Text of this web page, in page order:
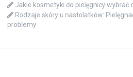
Jakie kosmetyki do pielęgnicy wybrać
Rodzaje skóry u nastolatków:
problemy